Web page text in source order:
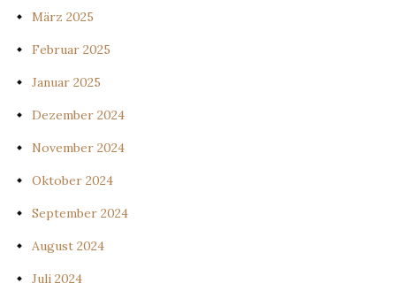
März 2025
Februar 2025
Januar 2025
Dezember 2024
November 2024
Oktober 2024
September 2024
August 2024
Juli 2024